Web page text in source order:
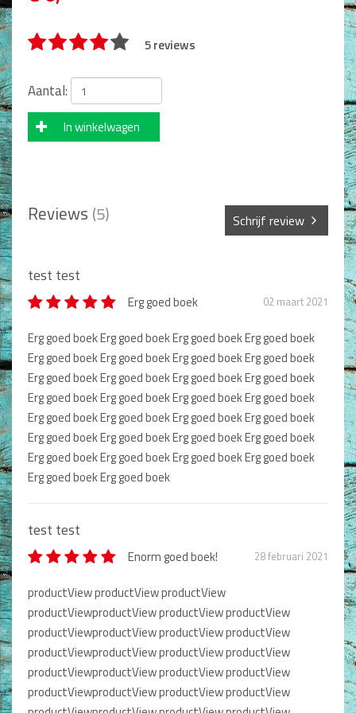
Man
Vrouw
Seksualiteit
Jongerenboeken
Voorlezen
Alle producten
Cadeauboeken
Gideonietjes
Dagboeken
Gebed
Bijbel en Wetenschap
Alphacursus
Evangelisatie en Zending
Gemeenteleven en Leiderschap
Pastoraat
Romans en Verhalen
5 reviews
Aantal:
In winkelwagen
Reviews (5) Schrijf review
Titel review*
Beschrijving *
Plaatsen
test test
Erg goed boek 02 maart 2021
Erg goed boek Erg goed boek Erg goed boek Erg goed boek
Erg goed boek Erg goed boek Erg goed boek Erg goed boek
Erg goed boek Erg goed boek Erg goed boek Erg goed boek
Erg goed boek Erg goed boek Erg goed boek Erg goed boek
Erg goed boek Erg goed boek Erg goed boek Erg goed boek
Erg goed boek Erg goed boek Erg goed boek Erg goed boek
Erg goed boek Erg goed boek Erg goed boek Erg goed boek
Erg goed boek Erg goed boek
test test
Enorm goed boek! 28 februari 2021
productView productView productView
productViewproductView productView productView
productViewproductView productView productView
productViewproductView productView productView
productViewproductView productView productView
productViewproductView productView productView